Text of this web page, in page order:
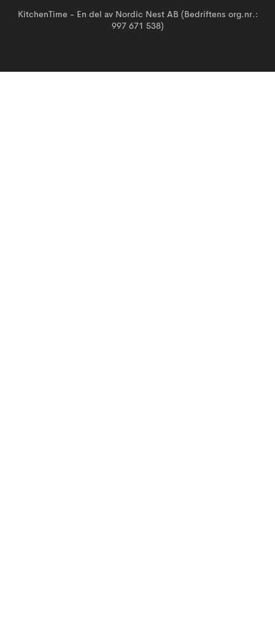
KitchenTime - En del av Nordic Nest AB (Bedriftens org.nr.:
997 671 538)